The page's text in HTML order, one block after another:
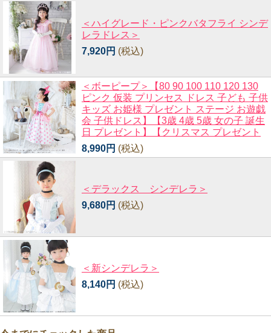
＜ハイグレード・ピンクバタフライ シンデ
レラドレス＞
7,920円 (税込)
＜ボーピープ＞【80 90 100 110 120 130
ピンク 仮装 プリンセス ドレス 子ども 子供
キッズ お姫様 プレゼント ステージ お遊戯
会 子供ドレス】【3歳 4歳 5歳 女の子 誕生
日 プレゼント】【クリスマス プレゼント
8,990円 (税込)
＜デラックス シンデレラ＞
9,680円 (税込)
＜新シンデレラ＞
8,140円 (税込)